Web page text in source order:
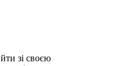
зі своєю